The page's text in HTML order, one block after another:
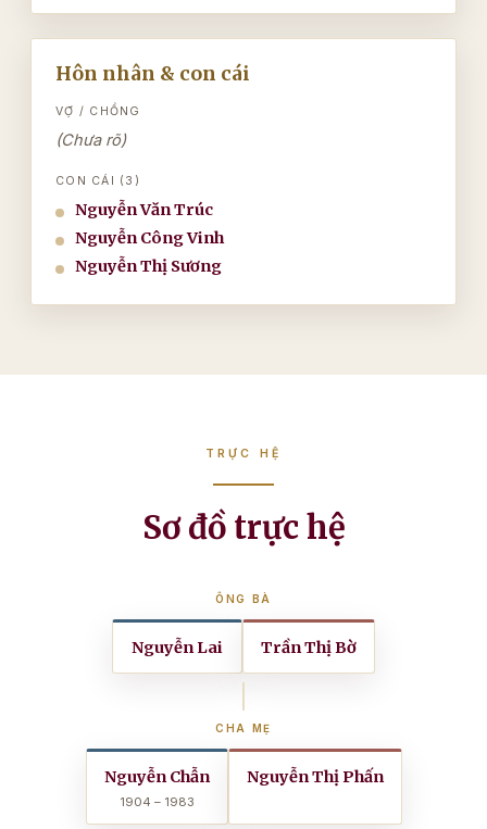
Hôn nhân & con cái
VỢ / CHỒNG
(Chưa rõ)
CON CÁI (3)
Nguyễn Văn Trúc
Nguyễn Công Vinh
Nguyễn Thị Sương
TRỰC HỆ
Sơ đồ trực hệ
ÔNG BÀ
Nguyễn Lai Trần Thị Bờ
CHA MẸ
Nguyễn Chẫn
1904 – 1983
Nguyễn Thị Phấn